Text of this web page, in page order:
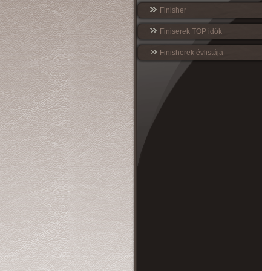
Finisher
Finiserek TOP idők
Finisherek évlistája